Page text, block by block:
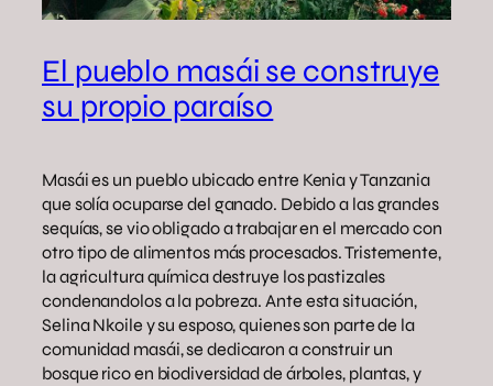
El pueblo masái se construye
su propio paraíso
Masái es un pueblo ubicado entre Kenia y Tanzania
que solía ocuparse del ganado. Debido a las grandes
sequías, se vio obligado a trabajar en el mercado con
otro tipo de alimentos más procesados. Tristemente,
la agricultura química destruye los pastizales
condenandolos a la pobreza. Ante esta situación,
Selina Nkoile y su esposo, quienes son parte de la
comunidad masái, se dedicaron a construir un
bosque rico en biodiversidad de árboles, plantas, y